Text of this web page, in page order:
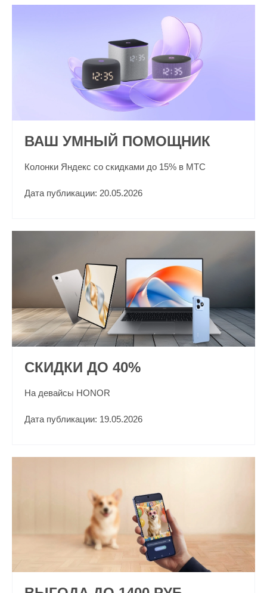
ВАШ УМНЫЙ ПОМОЩНИК
Колонки Яндекс со скидками до 15% в МТС
Дата публикации: 20.05.2026
СКИДКИ ДО 40%
На девайсы HONOR
Дата публикации: 19.05.2026